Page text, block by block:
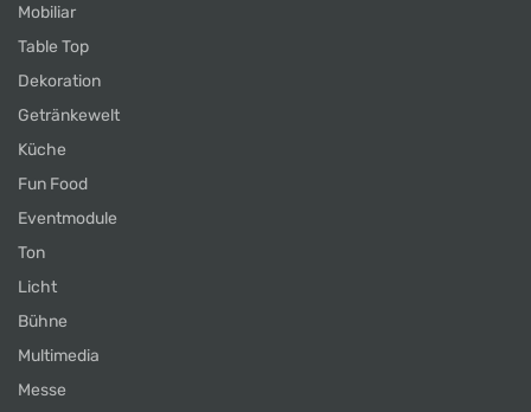
Mobiliar
Table Top
Dekoration
Getränkewelt
Küche
Fun Food
Eventmodule
Ton
Licht
Bühne
Multimedia
Messe